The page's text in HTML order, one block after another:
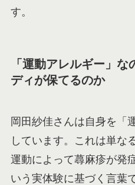
す。
「運動アレルギー」
ディが保てるのか
岡田紗佳さんは自身を「
しています。これは単な
運動によって蕁麻疹が発
いう実体験に基づく言葉